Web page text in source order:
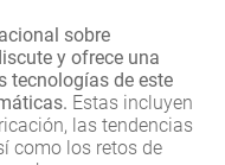
sobre
y ofrece una
tecnologías de este
Estas incluyen
las tendencias
como los retos de